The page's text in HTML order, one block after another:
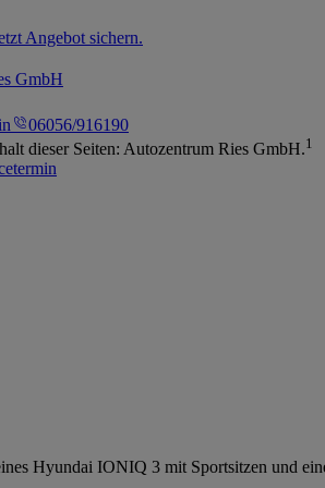
Angebot sichern.
GmbH
06056/916190
dieser Seiten: Autozentrum Ries GmbH.1